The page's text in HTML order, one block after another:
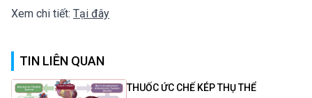
Xem chi tiết: Tại đây
TIN LIÊN QUAN
THUỐC ỨC CHẾ KÉP THỤ THỂ